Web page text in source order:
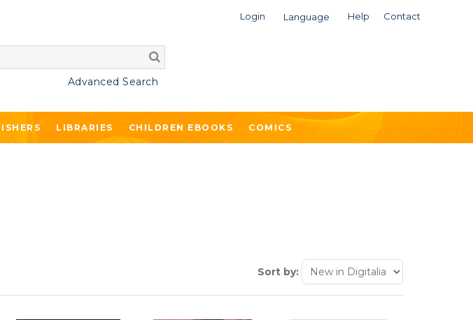
Login Language Help Contact
Advanced Search
LIBRARIES CHILDREN EBOOKS COMICS
Sort by: